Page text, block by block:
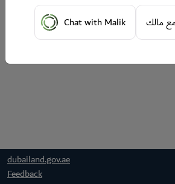
dubailand.gov.ae
Feedback
Chat with Malik
مالك